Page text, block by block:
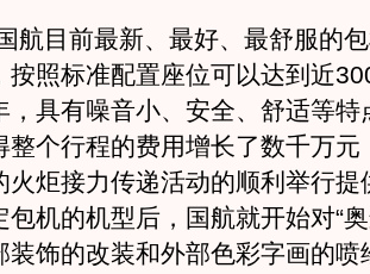
目前最新、最好、最舒服的包
按照标准配置座位可以达到近
，具有噪音小、安全、舒适等特
整个行程的费用增长了数千万元
火炬接力传递活动的顺利举行提
包机的机型后，国航就开始对“
装饰的改装和外部色彩字画的喷